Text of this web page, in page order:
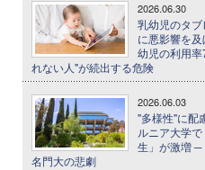
2026.06.30
乳幼児のタ
に悪影響を
幼児の利用
れない人"が続出する危険
2026.06.03
"多様性"に配
ルニア大学
生」が激増 ─
名門大の悲劇